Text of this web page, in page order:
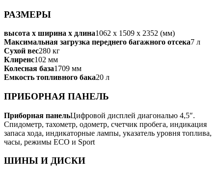
РАЗМЕРЫ
высота х ширина х длина1062 x 1509 x 2352 (мм)
Максимальная загрузка переднего багажного отсека7 л
Сухой вес280 кг
Клиренс102 мм
Колесная база1709 мм
Емкость топливного бака20 л
ПРИБОРНАЯ ПАНЕЛЬ
Приборная панельЦифровой дисплей диагональю 4,5″.
Спидометр, тахометр, одометр, счетчик пробега, индикация
запаса хода, индикаторные лампы, указатель уровня топлива,
часы, режимы ECO и Sport
ШИНЫ И ДИСКИ